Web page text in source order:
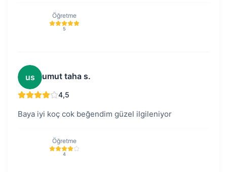
Öğretme
5
us umut taha s.
4,5
Baya iyi koç cok beğendim güzel ilgileniyor
Öğretme
4